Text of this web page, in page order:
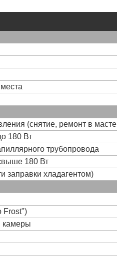
(снятие, ремонт в
180 Вт
трубопровода
180 Вт
заправки хладагентом)
Frost")
камеры